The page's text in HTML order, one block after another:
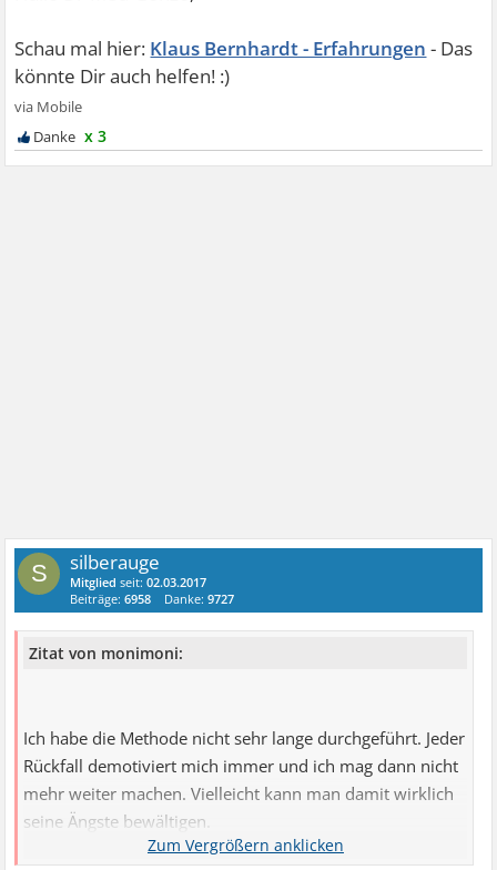
Klaus Bernhardt - Erfahrungen
x 3
S silberauge
Mitglied seit:02.03.2017
Beiträge:6958 Danke:9727
Zitat von monimoni:
Ich habe die Methode nicht sehr lange durchgeführt. Jeder
Rückfall demotiviert mich immer und ich mag dann nicht
mehr weiter machen. Vielleicht kann man damit wirklich
seine Ängste bewältigen.
Je mehr ich lese und google, desto mehr bin ich